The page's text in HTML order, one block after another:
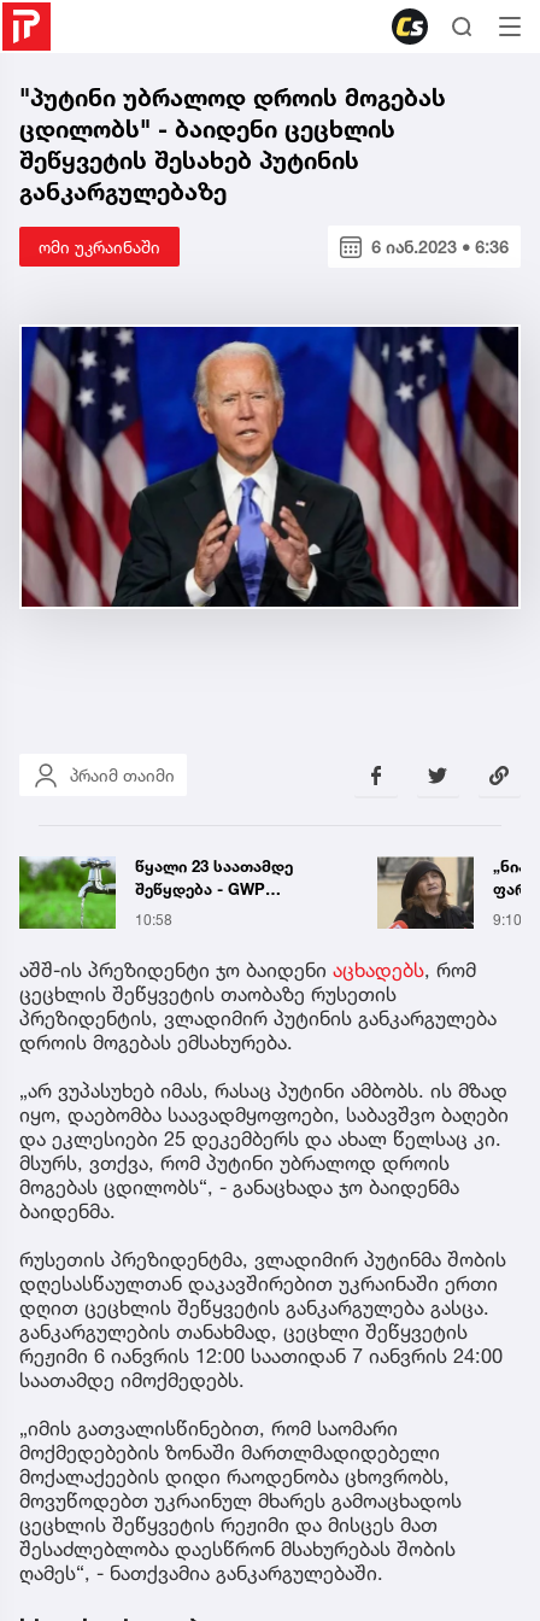
"პუტინი უბრალოდ დროის მოგებას
ცდილობს" - ბაიდენი ცეცხლის
შეწყვეტის შესახებ პუტინის
განკარგულებაზე
ომი უკრაინაში 6 იან.2023 • 6:36
პრაიმ თაიმი
„ნია იმნაძის სახლში
ფარული მოსასმენი იყო
დამონტაჟებული, მისი
აღდგა...“ - ეკა კუპატაძე
9:10 5 აგვ
აშშ-ის პრეზიდენტი ჯო ბაიდენი აცხადებს, რომ
ცეცხლის შეწყვეტის თაობაზე რუსეთის
პრეზიდენტის, ვლადიმირ პუტინის განკარგულება
დროის მოგებას ემსახურება.
„არ ვუპასუხებ იმას, რასაც პუტინი ამბობს. ის მზად
იყო, დაებომბა საავადმყოფოები, საბავშვო ბაღები
და ეკლესიები 25 დეკემბერს და ახალ წელსაც კი.
მსურს, ვთქვა, რომ პუტინი უბრალოდ დროის
მოგებას ცდილობს“, - განაცხადა ჯო ბაიდენმა
ბაიდენმა.
რუსეთის პრეზიდენტმა, ვლადიმირ პუტინმა შობის
დღესასწაულთან დაკავშირებით უკრაინაში ერთი
დღით ცეცხლის შეწყვეტის განკარგულება გასცა.
განკარგულების თანახმად, ცეცხლი შეწყვეტის
რეჟიმი 6 იანვრის 12:00 საათიდან 7 იანვრის 24:00
საათამდე იმოქმედებს.
„იმის გათვალისწინებით, რომ საომარი
მოქმედებების ზონაში მართლმადიდებელი
მოქალაქეების დიდი რაოდენობა ცხოვრობს,
მოვუწოდებთ უკრაინულ მხარეს გამოაცხადოს
ცეცხლის შეწყვეტის რეჟიმი და მისცეს მათ
შესაძლებლობა დაესწრონ მსახურებას შობის
ღამეს“, - ნათქვამია განკარგულებაში.